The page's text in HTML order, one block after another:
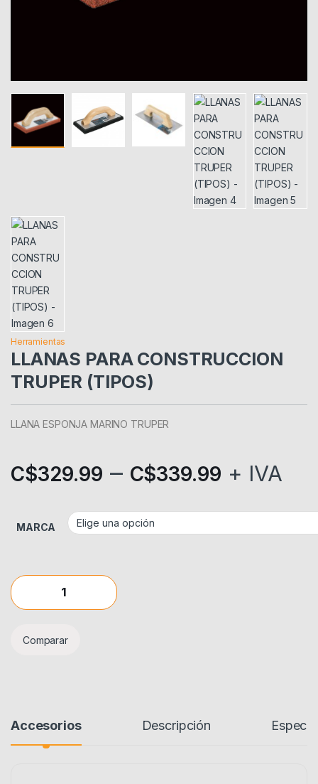
Herramientas
LLANAS PARA CONSTRUCCION
TRUPER (TIPOS)
LLANA ESPONJA MARINO TRUPER
C$329.99 – C$339.99 + IVA
MARCA
LLANAS PARA CONSTRUCCION TRUPER (TIPOS) quantity
Comparar
Accesorios Descripción